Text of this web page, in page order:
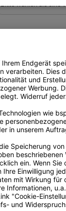
inkl. 19% MwSt. , zzgl.
Dieser Artikel
Variation aus.